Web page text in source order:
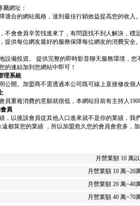
網址：
適合的網站風格，達到最佳行銷效益提高您的收入。
不會會員辛苦找進來了，有問題找不到人解決，
提供每位網友最好的服務保障每位網友的消費安全。
設備投資。 提供完整的即時影音聊天服務環境，
的連結加到您網站中即可！
理系統
公開。加盟商不需透過本公司既可線上直接修改個人
員重複消費的意願就很低，本網站目前有主持人
員
，以後該會員從其他入口進來就不是你的業績，
都算您的業績 ，所以加盟愈久您的會員會愈多，
月營業額 10 萬
月營業額 10 萬~20
月營業額 20 萬~40
月營業額 40 萬~70